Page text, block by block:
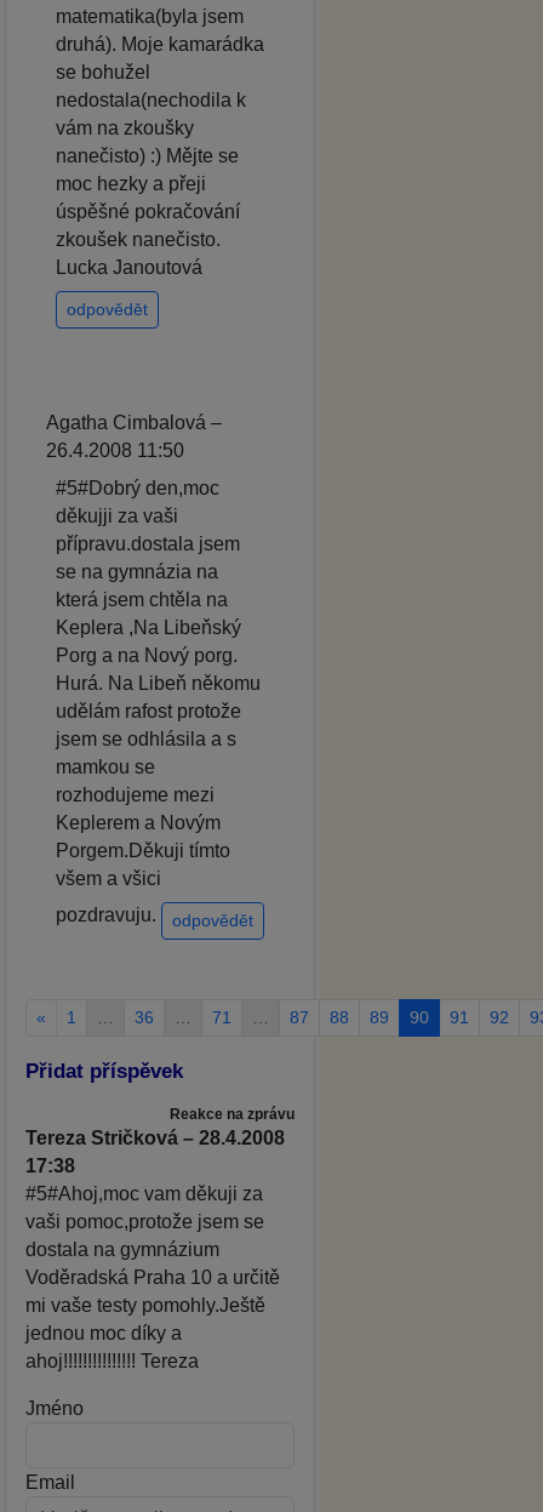
matematika(byla jsem
druhá). Moje kamarádka
se bohužel
nedostala(nechodila k
vám na zkoušky
nanečisto) :) Mějte se
moc hezky a přeji
úspěšné pokračování
zkoušek nanečisto.
Lucka Janoutová
odpovědět
Agatha Cimbalová –
26.4.2008 11:50
#5#Dobrý den,moc
děkujji za vaši
přípravu.dostala jsem
se na gymnázia na
která jsem chtěla na
Keplera ,Na Libeňský
Porg a na Nový porg.
Hurá. Na Libeň někomu
udělám rafost protože
jsem se odhlásila a s
mamkou se
rozhodujeme mezi
Keplerem a Novým
Porgem.Děkuji tímto
všem a všici
pozdravuju.
odpovědět
« 1 36 71 87 88 89 90 91 92
Přidat příspěvek
Reakce na zprávu
Tereza Stričková – 28.4.2008
17:38
#5#Ahoj,moc vam děkuji za
vaši pomoc,protože jsem se
dostala na gymnázium
Voděradská Praha 10 a určitě
mi vaše testy pomohly.Ještě
jednou moc díky a
ahoj!!!!!!!!!!!!!!! Tereza
Jméno
Email